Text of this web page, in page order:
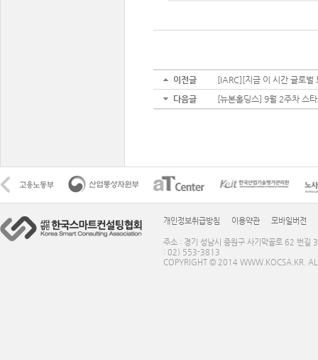
이전글
[IARC][지금 이 시간 글로벌
다음글
[뉴본홀딩스] 9월 2주차 스
개인정보취급방침 이용약관 모바일버전
주소 : 경기 성남시 중원구 사기막골로 62 번
: 02) 553-3813
COPYRIGHT © 2014 WWW.KOCSA.KR.